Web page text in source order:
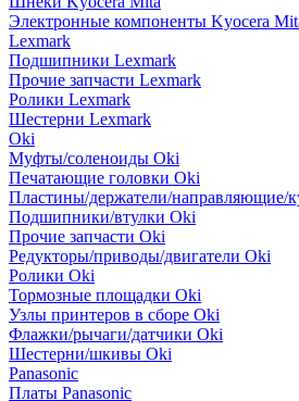
Электронные компоненты Kyocera
Lexmark
Подшипники Lexmark
Прочие запчасти Lexmark
Ролики Lexmark
Шестерни Lexmark
Oki
Муфты/соленоиды Oki
Печатающие головки Oki
Пластины/держатели/направляющие/
Подшипники/втулки Oki
Прочие запчасти Oki
Редукторы/приводы/двигатели Oki
Ролики Oki
Тормозные площадки Oki
Узлы принтеров в сборе Oki
Флажки/рычаги/датчики Oki
Шестерни/шкивы Oki
Panasonic
Платы Panasonic